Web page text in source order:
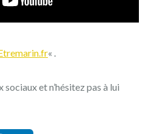
« .
sociaux et n’hésitez pas à lui